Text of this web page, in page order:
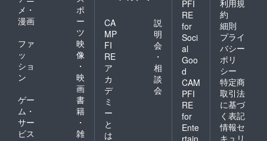
メ・
漫画
ポ
ー
ツ
ファ
ッ
ショ
ン
映
像
・
映
画
ゲー
ム・
サー
ビス
書
籍
・
雑
CA
MP
FI
RE
ア
カ
デ
ミ
ー
と
は
説
明
会
・
相
談
会
PFI
RE
for
Soci
al
Goo
d
CAM
PFI
RE
for
Ente
利用規
約
細則
プライ
バシー
ポリ
シー
特定商
取引法
に基づ
く表記
情報セ
キュリ